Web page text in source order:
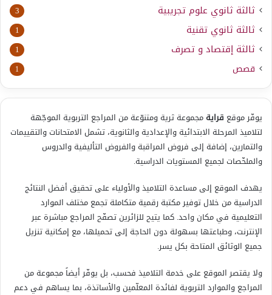
ثالثة ثانوي علوم تجريبية 3
ثالثة ثانوي تقنية 1
ثالثة إقتصاد و تصرف 1
قصص 1
يوفّر موقع قرايةمجموعة ثرية ومتنوّعة من المراجع التربوية الموجّهة
لتلاميذ المرحلة الابتدائية والإعدادية والثانوية، تشمل الامتحانات والتقييمات
والتمارين، إضافة إلى فروض المراقبة والفروض التأليفية والدروس
والملخّصات لجميع المستويات الدراسية.
يهدف الموقع إلى مساعدة التلاميذ والأولياء على تحقيق أفضل النتائج
الدراسية من خلال توفير مكتبة رقمية متكاملة تجمع مختلف الموارد
التعليمية في مكان واحد. كما يتيح للزائرين تصفّح المراجع مباشرة عبر
الإنترنت، وطباعتها بسهولة دون الحاجة إلى تحميلها، مع إمكانية تنزيل
جميع الوثائق المتاحة بكل يسر.
ولا يقتصر الموقع على خدمة التلاميذ فحسب، بل يوفّر أيضاً مجموعة من
المراجع والموارد التربوية لفائدة المعلّمين والأساتذة، بما يساهم في دعم